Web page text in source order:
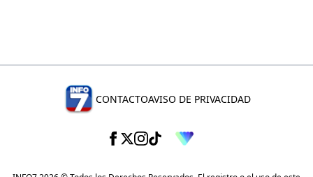
CONTACTOAVISO DE PRIVACIDAD